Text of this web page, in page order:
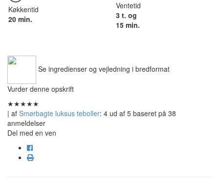
Køkkentid
20 min.
Ventetid
3 t. og
15 min.
Se ingredienser og vejledning i bredformat
Vurder denne opskrift
★★★★★
| af Smørbagte luksus teboller: 4 ud af 5 baseret på 38
anmeldelser
Del med en ven